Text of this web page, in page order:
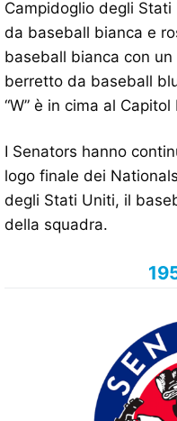
Campidoglio degli
da baseball bianca e
baseball bianca con
berretto da baseball
“W” è in cima al Capitol
I Senators hanno
logo finale dei
degli Stati Uniti, il
della squadra.